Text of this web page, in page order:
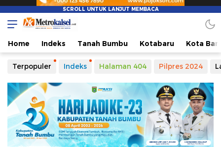
Home Indeks Tanah Bumbu Kotabaru Kota
Terpopuler Indeks Halaman 404 Pilpres 2024